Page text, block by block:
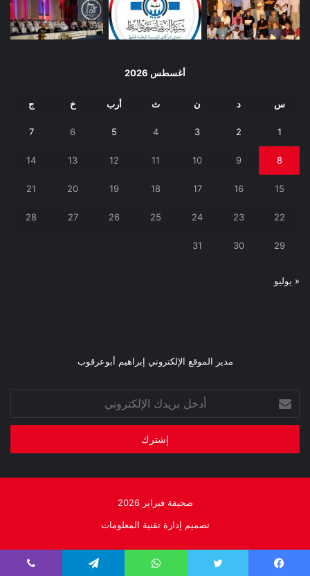
أغسطس 2026
س د ن ث أرب خ ج
1
2
3
4
5
6
7
8
9
10
11
12
13
14
15
16
17
18
19
20
21
22
23
24
25
26
27
28
29
30
31
« يوليو
مدير الموقع الإلكتروني إبراهيم أبوعرقوب
بريدك
الإلكتروني
صحيفة فبراير 2026
تصميم إدارة تقنية المعلومات